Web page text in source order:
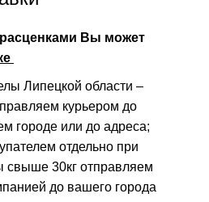
Вы может
Липецкой области –
курьером до
городе или до адреса;
отдельно при
свыше 30кг отправляем
до вашего города